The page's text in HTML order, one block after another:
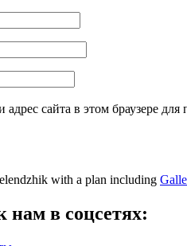
сайта в этом браузере
with a plan including
нам в соцсетях: